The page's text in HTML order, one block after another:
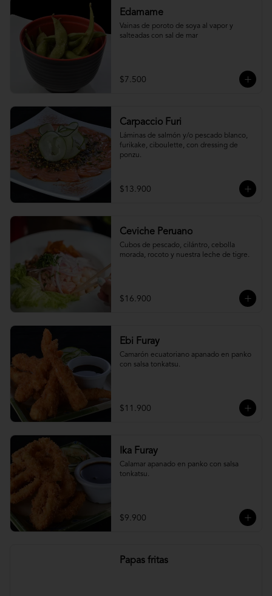
Edamame
Vainas de poroto de soya al vapor y
salteadas con sal de mar
$7.500
Carpaccio Furi
Láminas de salmón y/o pescado blanco,
furikake, ciboulette, con dressing de
ponzu.
$13.900
Ceviche Peruano
Cubos de pescado, cilántro, cebolla
morada, rocoto y nuestra leche de tigre.
$16.900
Ebi Furay
Camarón ecuatoriano apanado en panko
con salsa tonkatsu.
$11.900
Ika Furay
Calamar apanado en panko con salsa
tonkatsu.
$9.900
Papas fritas